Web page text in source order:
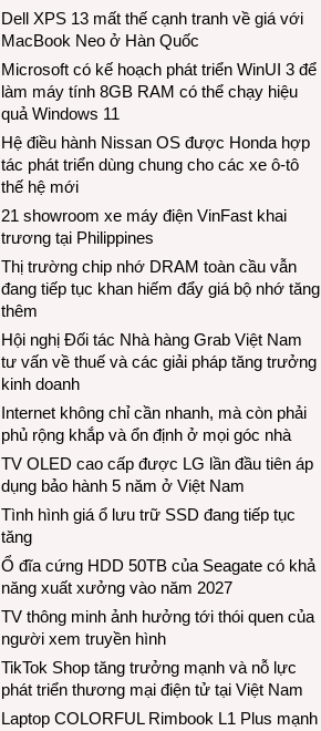
Dell XPS 13 mất thế cạnh tranh về giá với
MacBook Neo ở Hàn Quốc
Microsoft có kế hoạch phát triển WinUI 3 để
làm máy tính 8GB RAM có thể chạy hiệu
quả Windows 11
Hệ điều hành Nissan OS được Honda hợp
tác phát triển dùng chung cho các xe ô-tô
thế hệ mới
21 showroom xe máy điện VinFast khai
trương tại Philippines
Thị trường chip nhớ DRAM toàn cầu vẫn
đang tiếp tục khan hiếm đẩy giá bộ nhớ tăng
thêm
Hội nghị Đối tác Nhà hàng Grab Việt Nam
tư vấn về thuế và các giải pháp tăng trưởng
kinh doanh
Internet không chỉ cần nhanh, mà còn phải
phủ rộng khắp và ổn định ở mọi góc nhà
TV OLED cao cấp được LG lần đầu tiên áp
dụng bảo hành 5 năm ở Việt Nam
Tình hình giá ổ lưu trữ SSD đang tiếp tục
tăng
Ổ đĩa cứng HDD 50TB của Seagate có khả
năng xuất xưởng vào năm 2027
TV thông minh ảnh hưởng tới thói quen của
người xem truyền hình
TikTok Shop tăng trưởng mạnh và nỗ lực
phát triển thương mại điện tử tại Việt Nam
Laptop COLORFUL Rimbook L1 Plus mạnh